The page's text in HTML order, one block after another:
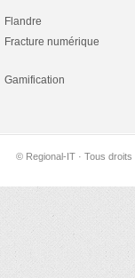
Flandre
Fracture numérique
Gamification
© Regional-IT · Tous droits